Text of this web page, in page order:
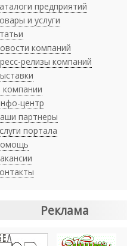
предприятий
и услуги
компаний
релизы компаний
компании
центр
партнеры
портала
Реклама